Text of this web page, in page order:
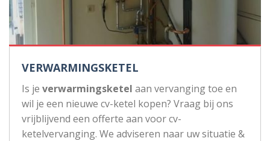
VERWARMINGSKETEL
Is je verwarmingsketel aan vervanging toe en
wil je een nieuwe cv-ketel kopen? Vraag bij ons
vrijblijvend een offerte aan voor cv-
ketelvervanging. We adviseren naar uw situatie &